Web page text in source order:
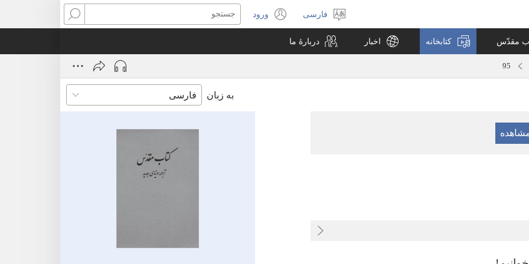
انتخاب
فارسی ورود
(پنجره‌ای
جستجو
مقدّس کتابخانه اخبار دربارهٔ ما
95
به زبان